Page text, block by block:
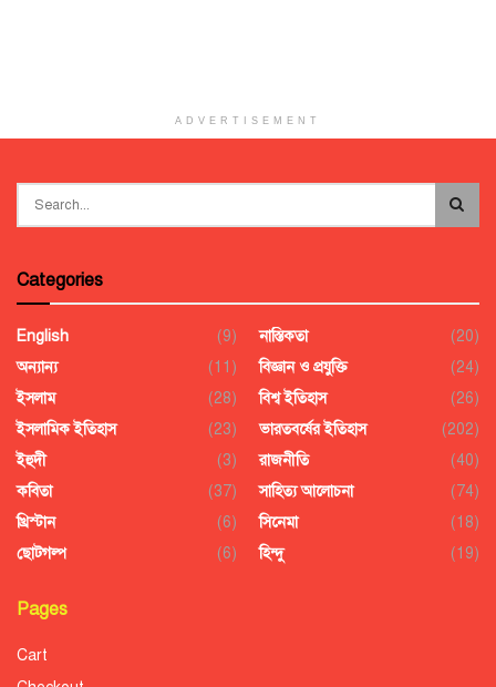
ADVERTISEMENT
Categories
English
(9)
অন্যান্য
(11)
ইসলাম
(28)
ইসলামিক ইতিহাস
(23)
ইহুদী
(3)
কবিতা
(37)
খ্রিস্টান
(6)
ছোটগল্প
(6)
নাস্তিকতা
(20)
বিজ্ঞান ও প্রযুক্তি
(24)
বিশ্ব ইতিহাস
(26)
ভারতবর্ষের ইতিহাস
(202)
রাজনীতি
(40)
সাহিত্য আলোচনা
(74)
সিনেমা
(18)
হিন্দু
(19)
Pages
Cart